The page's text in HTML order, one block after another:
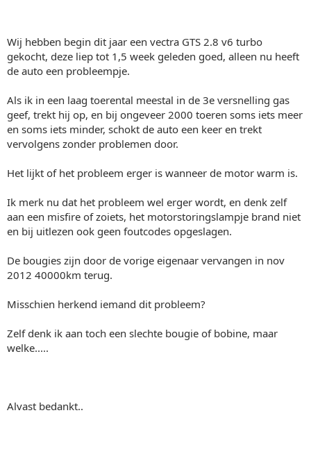
Wij hebben begin dit jaar een vectra GTS 2.8 v6 turbo
gekocht, deze liep tot 1,5 week geleden goed, alleen nu heeft
de auto een probleempje.
Als ik in een laag toerental meestal in de 3e versnelling gas
geef, trekt hij op, en bij ongeveer 2000 toeren soms iets meer
en soms iets minder, schokt de auto een keer en trekt
vervolgens zonder problemen door.
Het lijkt of het probleem erger is wanneer de motor warm is.
Ik merk nu dat het probleem wel erger wordt, en denk zelf
aan een misfire of zoiets, het motorstoringslampje brand niet
en bij uitlezen ook geen foutcodes opgeslagen.
De bougies zijn door de vorige eigenaar vervangen in nov
2012 40000km terug.
Misschien herkend iemand dit probleem?
Zelf denk ik aan toch een slechte bougie of bobine, maar
welke.....
Alvast bedankt..